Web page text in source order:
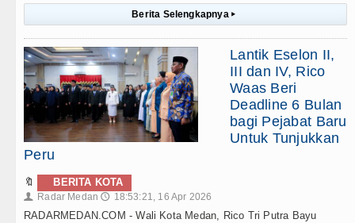
Berita Selengkapnya ▸
Lantik Eselon II,
III dan IV, Rico
Waas Beri
Deadline 6 Bulan
bagi Pejabat Baru
Untuk Tunjukkan
Peru
🔖 BERITA KOTA
👤 Radar Medan 🕔 18:53:21, 16 Apr 2026
RADARMEDAN.COM - Wali Kota Medan, Rico Tri Putra Bayu